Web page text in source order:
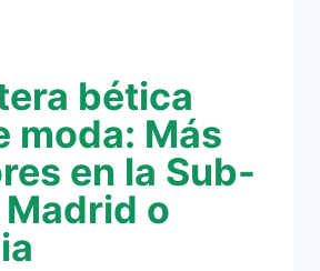
bética
moda: Más
en la Sub-
o